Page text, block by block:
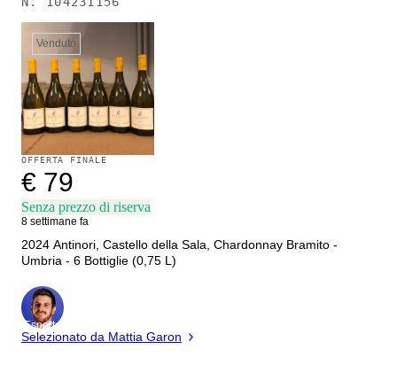
Venduto
OFFERTA FINALE
€ 79
Senza prezzo di riserva
8 settimane fa
2024 Antinori, Castello della Sala, Chardonnay Bramito -
Umbria - 6 Bottiglie (0,75 L)
Esperto
Selezionato da Mattia Garon